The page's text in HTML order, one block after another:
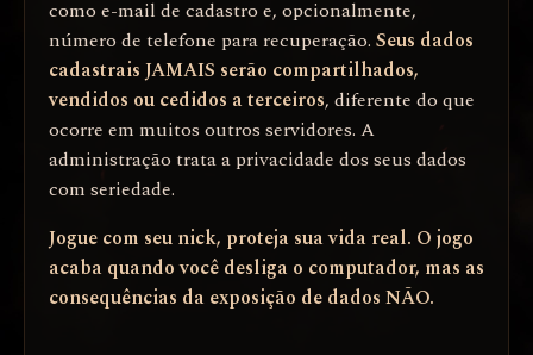
como e-mail de cadastro e, opcionalmente,
número de telefone para recuperação. Seus dados
cadastrais JAMAIS serão compartilhados,
vendidos ou cedidos a terceiros, diferente do que
ocorre em muitos outros servidores. A
administração trata a privacidade dos seus dados
com seriedade.
Jogue com seu nick, proteja sua vida real. O jogo
acaba quando você desliga o computador, mas as
consequências da exposição de dados NÃO.